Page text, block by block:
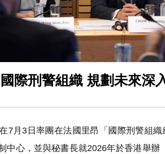
三地漢樂藝術家齊聚深圳，共奏客家文化
外交部回應特朗普委內瑞拉石油言論 拉
際刑警組織 規劃未來深
7月3日率團在法國里昂「國際刑警組
中心，並與秘書長就2026年於香港舉